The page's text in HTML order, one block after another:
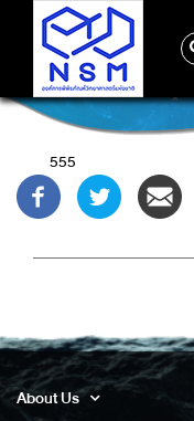
555
About Us